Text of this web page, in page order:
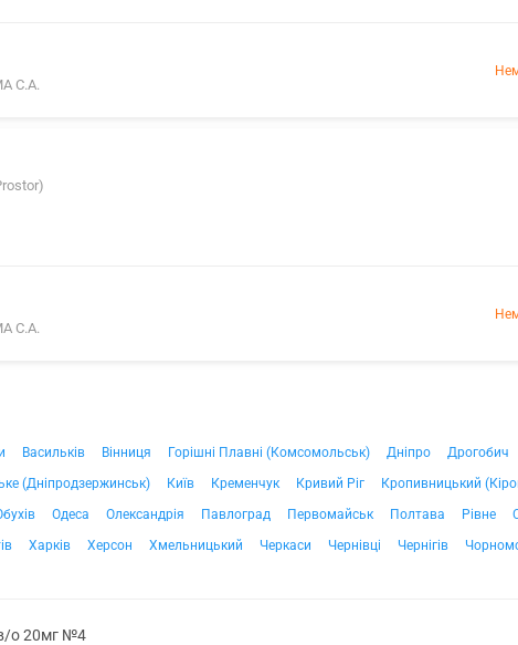
С.А.
С.А.
Васильків Вінниця Горішні Плавні (Комсомольськ) Дніпро Дрогобич
(Дніпродзержинськ) Київ Кременчук Кривий Ріг Кропивницький
Одеса Олександрія Павлоград Первомайськ Полтава Рівне
Харків Херсон Хмельницький Черкаси Чернівці Чернігів
о 20мг №4